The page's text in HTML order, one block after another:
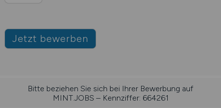
Jetzt bewerben
Bitte beziehen Sie sich bei Ihrer Bewerbung auf
MINT.JOBS – Kennziffer: 664261